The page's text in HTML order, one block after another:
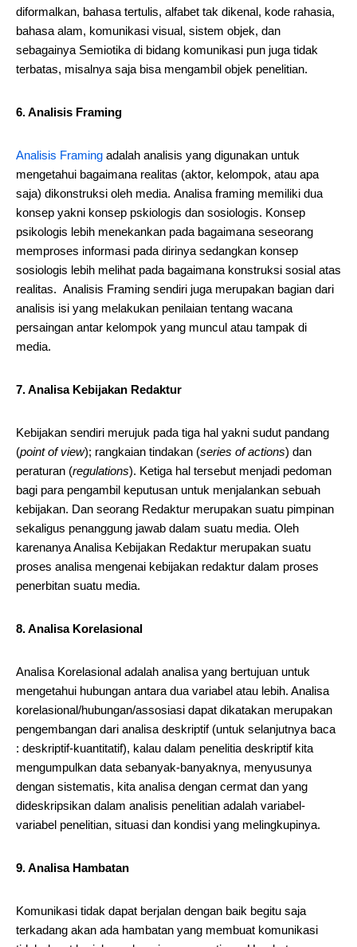
diformalkan, bahasa tertulis, alfabet tak dikenal, kode rahasia,
bahasa alam, komunikasi visual, sistem objek, dan
sebagainya Semiotika di bidang komunikasi pun juga tidak
terbatas, misalnya saja bisa mengambil objek penelitian.
6. Analisis Framing
Analisis Framing adalah analisis yang digunakan untuk
mengetahui bagaimana realitas (aktor, kelompok, atau apa
saja) dikonstruksi oleh media. Analisa framing memiliki dua
konsep yakni konsep pskiologis dan sosiologis. Konsep
psikologis lebih menekankan pada bagaimana seseorang
memproses informasi pada dirinya sedangkan konsep
sosiologis lebih melihat pada bagaimana konstruksi sosial atas
realitas. Analisis Framing sendiri juga merupakan bagian dari
analisis isi yang melakukan penilaian tentang wacana
persaingan antar kelompok yang muncul atau tampak di
media.
7. Analisa Kebijakan Redaktur
Kebijakan sendiri merujuk pada tiga hal yakni sudut pandang
(point of view); rangkaian tindakan (series of actions) dan
peraturan (regulations). Ketiga hal tersebut menjadi pedoman
bagi para pengambil keputusan untuk menjalankan sebuah
kebijakan. Dan seorang Redaktur merupakan suatu pimpinan
sekaligus penanggung jawab dalam suatu media. Oleh
karenanya Analisa Kebijakan Redaktur merupakan suatu
proses analisa mengenai kebijakan redaktur dalam proses
penerbitan suatu media.
8. Analisa Korelasional
Analisa Korelasional adalah analisa yang bertujuan untuk
mengetahui hubungan antara dua variabel atau lebih. Analisa
korelasional/hubungan/assosiasi dapat dikatakan merupakan
pengembangan dari analisa deskriptif (untuk selanjutnya baca
: deskriptif-kuantitatif), kalau dalam penelitia deskriptif kita
mengumpulkan data sebanyak-banyaknya, menyusunya
dengan sistematis, kita analisa dengan cermat dan yang
dideskripsikan dalam analisis penelitian adalah variabel-
variabel penelitian, situasi dan kondisi yang melingkupinya.
9. Analisa Hambatan
Komunikasi tidak dapat berjalan dengan baik begitu saja
terkadang akan ada hambatan yang membuat komunikasi